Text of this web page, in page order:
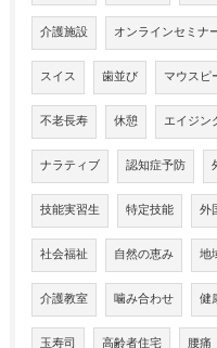
介護施設 オンラインセミナ
スイス 歯並び マウスピ
不老長寿 休憩 エイジン
ナラティブ 認知症予防
技能実習生 特定技能 外
社会福祉 自然の恵み 地
介護教室 噛み合わせ 健
玉寿司 高齢者住宅 腰痛